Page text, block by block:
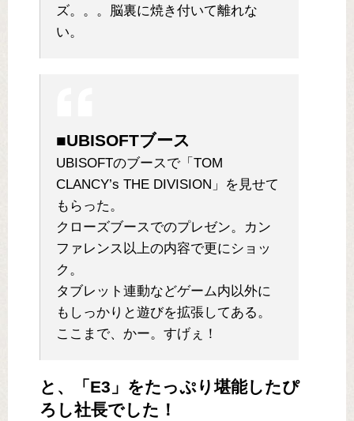
ズ。。。脳裏に焼き付いて離れな
い。
■UBISOFTブース
UBISOFTのブースで「TOM
CLANCY’s THE DIVISION」を見せて
もらった。
クローズブースでのプレゼン。カン
ファレンス以上の内容で更にショッ
ク。
タブレット連動などゲーム内以外に
もしっかりと遊びを拡張してある。
ここまで、かー。すげぇ！
と、「E3」をたっぷり堪能したぴ
ろし社長でした！